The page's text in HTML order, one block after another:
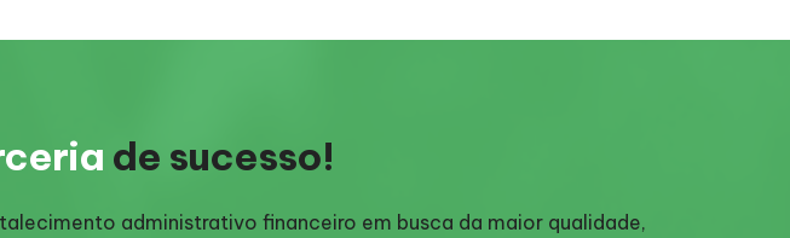
de sucesso!
administrativo financeiro em busca da maior qualidade,